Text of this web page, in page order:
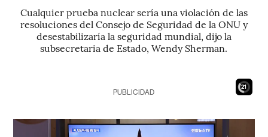
Cualquier prueba nuclear sería una violación de las
resoluciones del Consejo de Seguridad de la ONU y
desestabilizaría la seguridad mundial, dijo la
subsecretaria de Estado, Wendy Sherman.
20
PUBLICIDAD